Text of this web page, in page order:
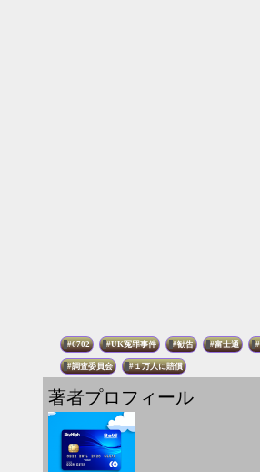
6702 UK冤罪事件 勧告 富士通
調査委員会 １万人に賠償
著者プロフィール